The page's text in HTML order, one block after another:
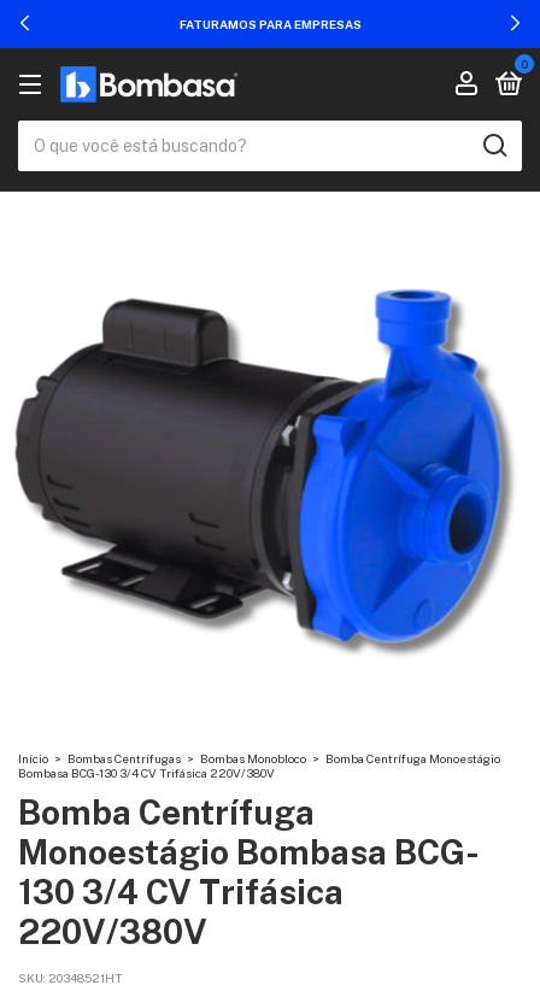
FATURAMOS PARA EMPRESAS
0
Início > Bombas Centrífugas > Bombas Monobloco > Bomba Centrífuga Monoestágio
Bombasa BCG-130 3/4 CV Trifásica 220V/380V
Bomba Centrífuga
Monoestágio Bombasa BCG-
130 3/4 CV Trifásica
220V/380V
SKU: 20348521HT